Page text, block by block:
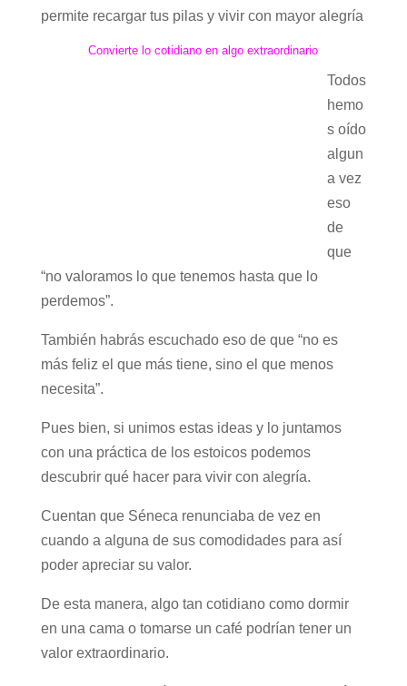
permite recargar tus pilas y vivir con mayor alegría
Convierte lo cotidiano en algo extraordinario
Todos
hemo
s oído
algun
a vez
eso
de
que
“no valoramos lo que tenemos hasta que lo
perdemos”.
También habrás escuchado eso de que “no es
más feliz el que más tiene, sino el que menos
necesita”.
Pues bien, si unimos estas ideas y lo juntamos
con una práctica de los estoicos podemos
descubrir qué hacer para vivir con alegría.
Cuentan que Séneca renunciaba de vez en
cuando a alguna de sus comodidades para así
poder apreciar su valor.
De esta manera, algo tan cotidiano como dormir
en una cama o tomarse un café podrían tener un
valor extraordinario.